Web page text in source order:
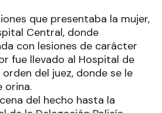
que presentaba la mujer,
Central, donde
con lesiones de carácter
fue llevado al Hospital de
del juez, donde se le
orina.
del hecho hasta la